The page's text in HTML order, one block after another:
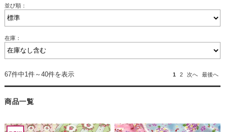
並び順：
在庫：
67件中1件～40件を表示 1 2 次へ 最後へ
商品一覧